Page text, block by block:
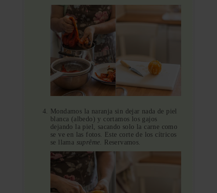
Mondamos la naranja sin dejar nada de piel
blanca (albedo) y cortamos los gajos
dejando la piel, sacando solo la carne como
se ve en las fotos. Este corte de los cítricos
se llama suprême. Reservamos.